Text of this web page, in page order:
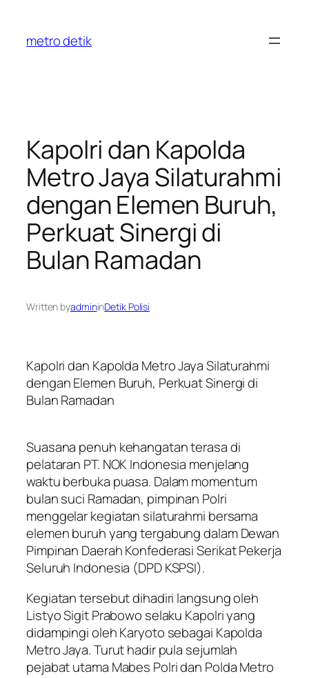
content
metro detik
Kapolri dan Kapolda
Metro Jaya Silaturahmi
dengan Elemen Buruh,
Perkuat Sinergi di
Bulan Ramadan
Written byadmininDetik Polisi
Kapolri dan Kapolda Metro Jaya Silaturahmi
dengan Elemen Buruh, Perkuat Sinergi di
Bulan Ramadan
Suasana penuh kehangatan terasa di
pelataran PT. NOK Indonesia menjelang
waktu berbuka puasa. Dalam momentum
bulan suci Ramadan, pimpinan Polri
menggelar kegiatan silaturahmi bersama
elemen buruh yang tergabung dalam Dewan
Pimpinan Daerah Konfederasi Serikat Pekerja
Seluruh Indonesia (DPD KSPSI).
Kegiatan tersebut dihadiri langsung oleh
Listyo Sigit Prabowo selaku Kapolri yang
didampingi oleh Karyoto sebagai Kapolda
Metro Jaya. Turut hadir pula sejumlah
pejabat utama Mabes Polri dan Polda Metro